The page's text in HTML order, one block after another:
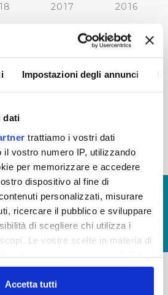
Impostazioni degli annunci
dati
trattiamo i vostri dati
il vostro numero IP, utilizzando
per memorizzare e accedere
dispositivo al fine di
personalizzati, misurare
ricercare il pubblico e sviluppare
di scegliere chi utilizza i
Le vostre scelte in materia di
vostre scelte. È possibile
il proprio consenso in qualsiasi
Accetta tutti
2017 2016
2012
2009 2008
4
GLOSSARIO
GIUDICA IL SERVIZIO
LAVORA CON NOI